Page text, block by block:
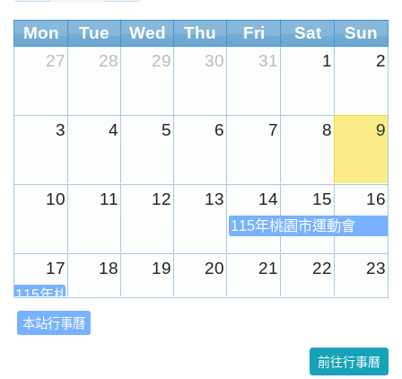
Mon Tue Wed Thu Fri Sat
Sun
27
28 29 30 31 1 2
3 4 5 6 7 8 9
10 11 12 13 14 15 16
115年桃園市運動會
17 18 19 20 21 22 23
115年桃園市運動會
24
本站行事曆
前往行事曆